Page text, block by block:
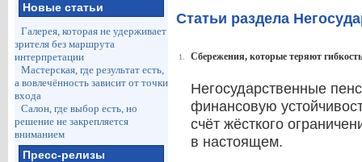
Новые статьи
Галерея, которая не удерживает
зрителя без маршрута
интерпретации
Мастерская, где результат есть,
а вовлечённость зависит от точки
входа
Салон, где выбор есть, но
решение не закрепляется
вниманием
Пресс-релизы
Статьи раздела
1. Сбережения, которые теряют
Негосударственные
финансовую
счёт жёсткого
в настоящем.